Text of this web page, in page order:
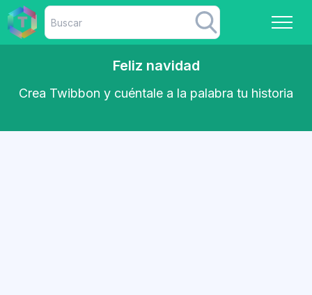
Feliz navidad
Crea Twibbon y cuéntale a la palabra tu historia